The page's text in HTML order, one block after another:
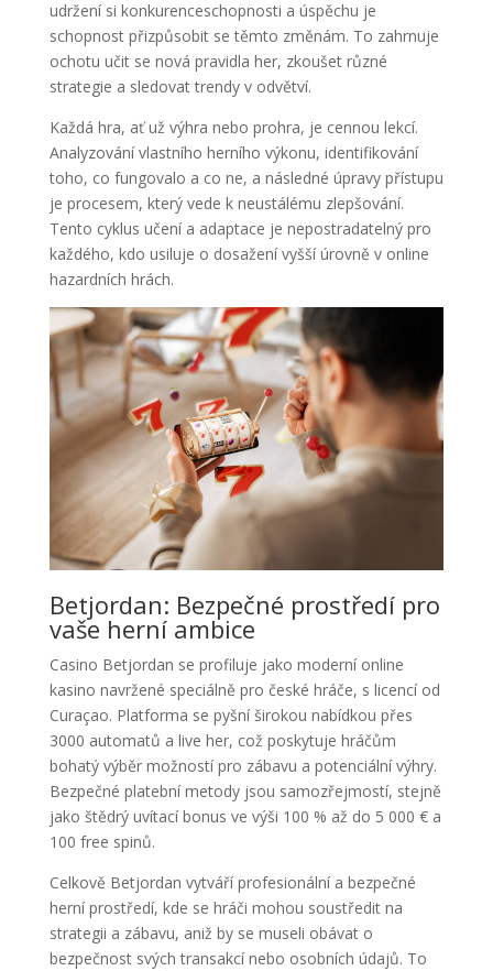
udržení si konkurenceschopnosti a úspěchu je
schopnost přizpůsobit se těmto změnám. To zahrnuje
ochotu učit se nová pravidla her, zkoušet různé
strategie a sledovat trendy v odvětví.
Každá hra, ať už výhra nebo prohra, je cennou lekcí.
Analyzování vlastního herního výkonu, identifikování
toho, co fungovalo a co ne, a následné úpravy přístupu
je procesem, který vede k neustálému zlepšování.
Tento cyklus učení a adaptace je nepostradatelný pro
každého, kdo usiluje o dosažení vyšší úrovně v online
hazardních hrách.
Betjordan: Bezpečné prostředí pro
vaše herní ambice
Casino Betjordan se profiluje jako moderní online
kasino navržené speciálně pro české hráče, s licencí od
Curaçao. Platforma se pyšní širokou nabídkou přes
3000 automatů a live her, což poskytuje hráčům
bohatý výběr možností pro zábavu a potenciální výhry.
Bezpečné platební metody jsou samozřejmostí, stejně
jako štědrý uvítací bonus ve výši 100 % až do 5 000 € a
100 free spinů.
Celkově Betjordan vytváří profesionální a bezpečné
herní prostředí, kde se hráči mohou soustředit na
strategii a zábavu, aniž by se museli obávat o
bezpečnost svých transakcí nebo osobních údajů. To